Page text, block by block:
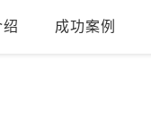
成功案例